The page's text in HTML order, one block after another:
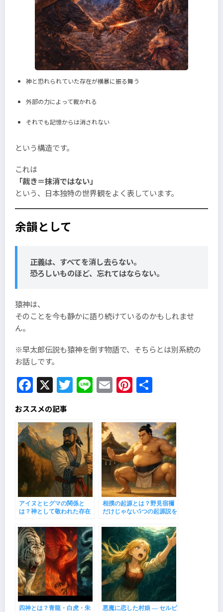
神と恐れられていた存在が横暴に振る舞う
外部の力によって裁かれる
それでも記憶からは消されない
という構造です。
これは
「裁き＝抹消ではない」
という、日本独特の世界観をよく表しています。
余韻として
正義は、すべてを消し去らない。
恐ろしいものほど、忘れてはならない。
猿神は、
そのことを今も静かに語り続けているのかもしれませ
ん。
※早太郎伝説も猿神を倒す物語で、そちらとは別系統の
お話しです。
Facebook
X Twitter
LineEmailPinterest
おススメの記事
アイヌとヒグマの関係と
は？神として敬われた存在
相撲の起源とは？野見宿禰
だけじゃない5つの起源説を
四神とは？青龍・白虎・朱 悪魔に恋した村娘 ― セルビ